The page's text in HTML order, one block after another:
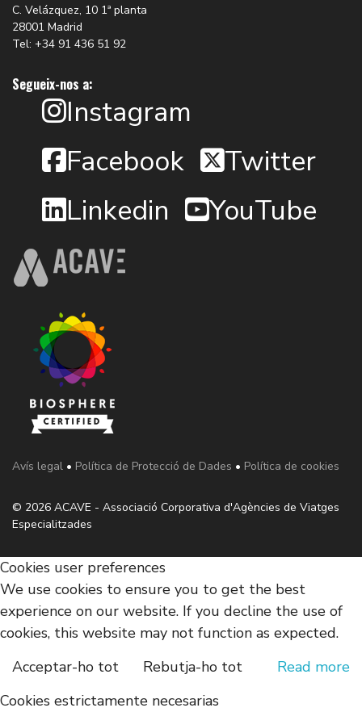
C. Velázquez, 10 1ª planta
28001 Madrid
Tel: +34 91 436 51 92
Segueix-nos a:
Instagram
Facebook
Twitter
Linkedin
YouTube
Avís legal • Política de Protecció de Dades • Política de cookies
© 2026 ACAVE - Associació Corporativa d'Agències de Viatges
Especialitzades
Cookies user preferences
We use cookies to ensure you to get the best
experience on our website. If you decline the use of
cookies, this website may not function as expected.
Acceptar-ho tot
Rebutja-ho tot
Read more
Cookies estrictamente necesarias